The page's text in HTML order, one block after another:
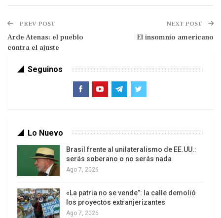
que se discutieron los problemas que condicionan
en forma decisiva nuestro futuro: el cambio
climático; el acceso al agua; la calidad y la
cantidad de los alimentos disponibles ante las
ambiental; los bienes comunes de la humanidad y
la validez de los conocimientos populares, no
PREV POST
Arde Atenas: el pueblo
contra el ajuste
NEXT POST
El insomnio americano
Seguinos
Lo Nuevo
Brasil frente al unilateralismo de EE.UU.:
serás soberano o no serás nada
Ago 7, 2026
«La patria no se vende”: la calle demolió
los proyectos extranjerizantes
Ago 7, 2026